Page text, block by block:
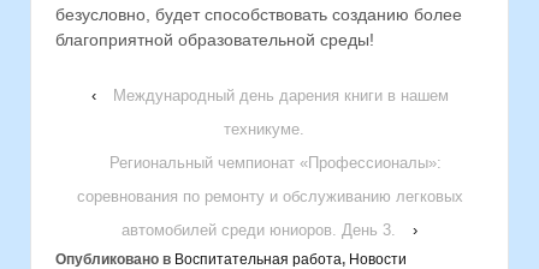
безусловно, будет способствовать созданию более
благоприятной образовательной среды!
‹
Международный день дарения книги в нашем
техникуме.
Региональный чемпионат «Профессионалы»:
соревнования по ремонту и обслуживанию легковых
автомобилей среди юниоров. День 3.
›
Опубликовано в Воспитательная работа, Новости